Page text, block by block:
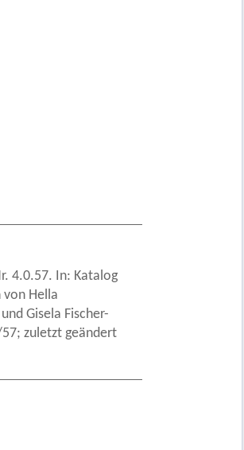
4.0.57. In: Katalog
Hella
Gisela Fischer-
zuletzt geändert